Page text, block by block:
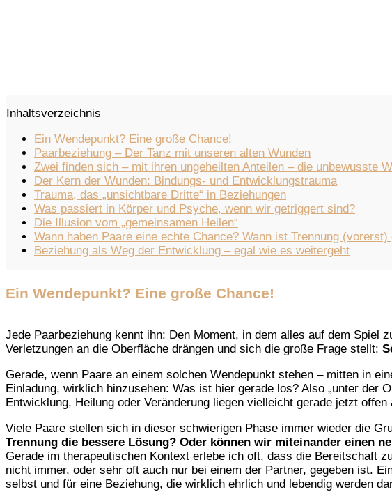
Inhaltsverzeichnis
Ein Wendepunkt? Eine große Chance!
Paarbeziehung – Der Tanz mit unseren alten Wunden
Zwei finden sich – mit ihren ungeheilten Anteilen – die unbewusste
Der Kern der Wunden: Bindungs- und Entwicklungstrauma
Trauma, das „unsichtbare Dritte“ in Beziehungen
Was passiert in Körper und Psyche, wenn wir getriggert sind?
Die Illusion vom „gemeinsamen Heilen“
Wann haben Paare eine echte Chance? Wann ist Trennung (vorerst)
Beziehung als Weg der Entwicklung – egal wie es weitergeht
Ein Wendepunkt? Eine große Chance!
Jede Paarbeziehung kennt ihn: Den Moment, in dem alles auf dem Spiel
Verletzungen an die Oberfläche drängen und sich die große Frage stellt:
Gerade, wenn Paare an einem solchen Wendepunkt stehen – mitten in
Einladung, wirklich hinzusehen: Was ist hier gerade los? Also „unter der
Entwicklung, Heilung oder Veränderung liegen vielleicht gerade jetzt
Viele Paare stellen sich in dieser schwierigen Phase immer wieder die
Trennung die bessere Lösung? Oder können wir miteinander einen
Gerade im therapeutischen Kontext erlebe ich oft, dass die Bereitschaft
nicht immer, oder sehr oft auch nur bei einem der Partner, gegeben ist.
selbst und für eine Beziehung, die wirklich ehrlich und lebendig werden